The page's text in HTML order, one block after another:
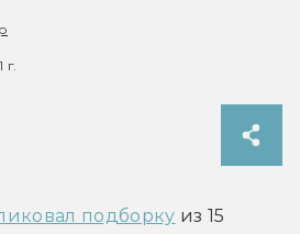
г.
подборку из 15